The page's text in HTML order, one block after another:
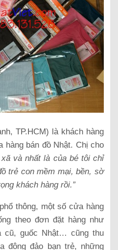
TP.HCM) là khách hàng
hàng bán đồ Nhật. Chị cho
xã và nhất là của bé tôi chỉ
trẻ con mềm mại, bền, sờ
khách hàng rồi.”
thông, một số cửa hàng
theo đơn đặt hàng như
cũ, guốc Nhật… cũng thu
đông đảo bạn trẻ, những